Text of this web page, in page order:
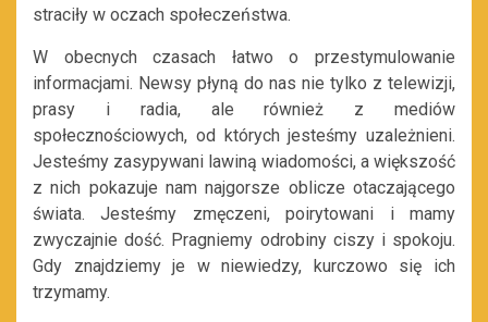
straciły w oczach społeczeństwa.
W obecnych czasach łatwo o przestymulowanie
informacjami. Newsy płyną do nas nie tylko z telewizji,
prasy i radia, ale również z mediów
społecznościowych, od których jesteśmy uzależnieni.
Jesteśmy zasypywani lawiną wiadomości, a większość
z nich pokazuje nam najgorsze oblicze otaczającego
świata. Jesteśmy zmęczeni, poirytowani i mamy
zwyczajnie dość. Pragniemy odrobiny ciszy i spokoju.
Gdy znajdziemy je w niewiedzy, kurczowo się ich
trzymamy.